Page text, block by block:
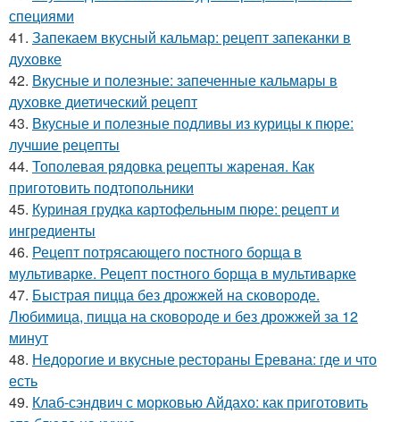
специями
41. Запекаем вкусный кальмар: рецепт запеканки в
духовке
42. Вкусные и полезные: запеченные кальмары в
духовке диетический рецепт
43. Вкусные и полезные подливы из курицы к пюре:
лучшие рецепты
44. Тополевая рядовка рецепты жареная. Как
приготовить подтопольники
45. Куриная грудка картофельным пюре: рецепт и
ингредиенты
46. Рецепт потрясающего постного борща в
мультиварке. Рецепт постного борща в мультиварке
47. Быстрая пицца без дрожжей на сковороде.
Любимица, пицца на сковороде и без дрожжей за 12
минут
48. Недорогие и вкусные рестораны Еревана: где и что
есть
49. Клаб-сэндвич с морковью Айдахо: как приготовить